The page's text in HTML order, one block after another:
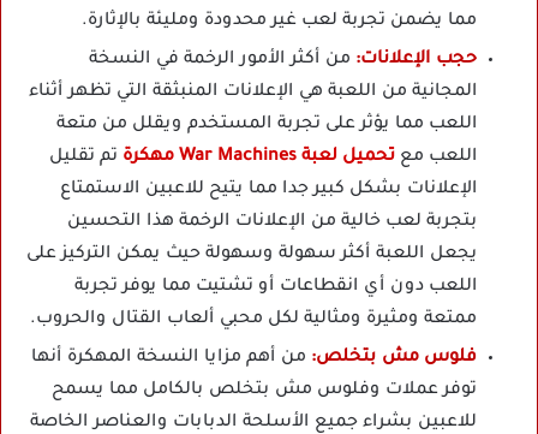
مما يضمن تجربة لعب غير محدودة ومليئة بالإثارة.
حجب الإعلانات: من أكثر الأمور الرخمة في النسخة
المجانية من اللعبة هي الإعلانات المنبثقة التي تظهر أثناء
اللعب مما يؤثر على تجربة المستخدم ويقلل من متعة
اللعب مع تحميل لعبة War Machines مهكرة
تم تقليل
الإعلانات بشكل كبير جدا مما يتيح للاعبين الاستمتاع
بتجربة لعب خالية من الإعلانات الرخمة هذا التحسين
يجعل اللعبة أكثر سهولة وسهولة حيث يمكن التركيز على
اللعب دون أي انقطاعات أو تشتيت مما يوفر تجربة
ممتعة ومثيرة ومثالية لكل محبي ألعاب القتال والحروب.
فلوس مش بتخلص: من أهم مزايا النسخة المهكرة أنها
توفر عملات وفلوس مش بتخلص بالكامل مما يسمح
للاعبين بشراء جميع الأسلحة الدبابات والعناصر الخاصة